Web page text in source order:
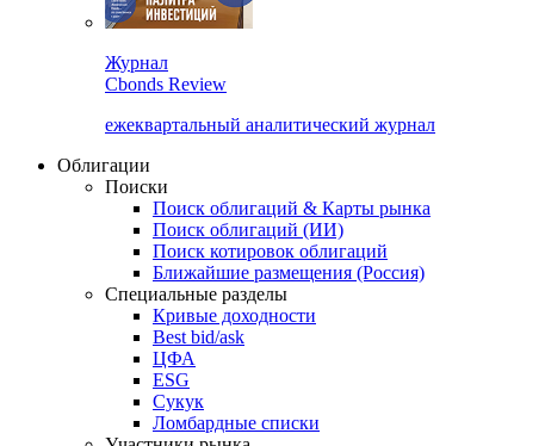
Журнал
Cbonds Review
ежеквартальный аналитический журнал
Облигации
Поиски
Поиск облигаций & Карты рынка
Поиск облигаций (ИИ)
Поиск котировок облигаций
Ближайшие размещения (Россия)
Специальные разделы
Кривые доходности
Best bid/ask
ЦФА
ESG
Сукук
Ломбардные списки